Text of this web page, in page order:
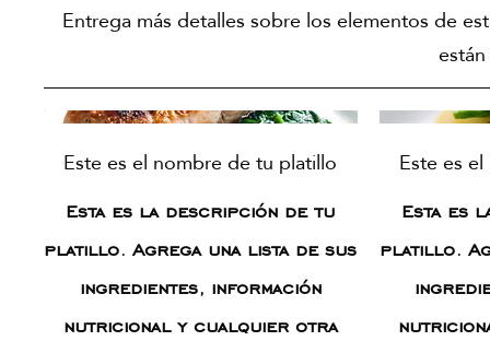
Entrega más detalles sobre los elementos de
Este es el nombre de tu platillo
Esta es la descripción de tu
platillo. Agrega una lista de sus
ingredientes, información
nutricional y cualquier otra
Este es
Esta es
platillo.